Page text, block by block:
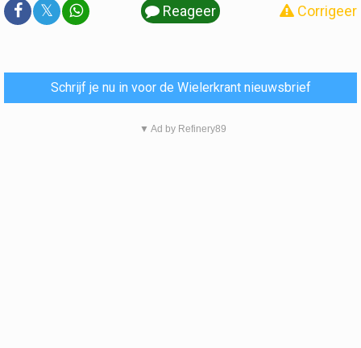
𝕏 Reageer Corrigeer
Schrijf je nu in voor de Wielerkrant nieuwsbrief
▼ Ad by Refinery89